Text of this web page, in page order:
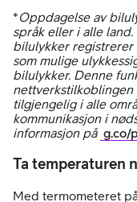
*Oppdagelse av
språk eller i alle
bilulykker registrerer
som mulige
bilulykker. Denne
nettverkstilkoblingen
tilgjengelig i alle
kommunikasjon i
informasjon på g.co/
Ta temperaturen
Med termometeret